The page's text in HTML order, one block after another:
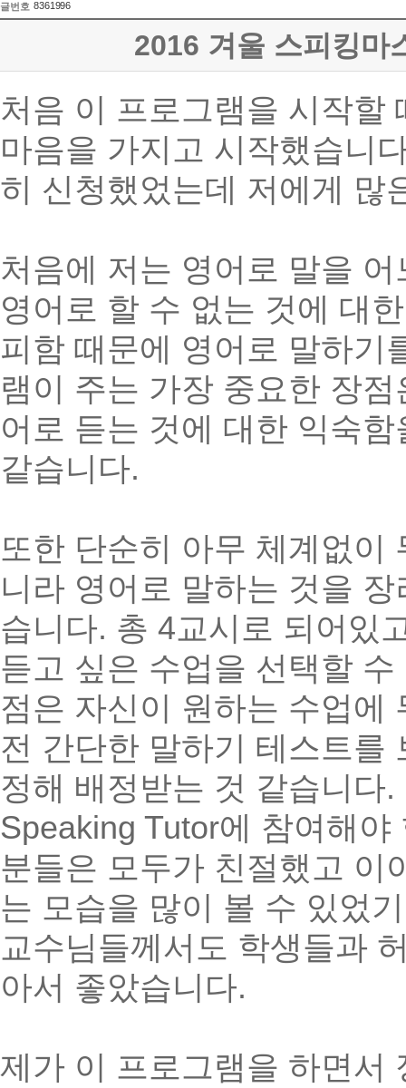
글번호 8361996
2016 겨울 스피킹
처음 이 프로그램을 시작할
마음을 가지고 시작했습니
히 신청했었는데 저에게 많
처음에 저는 영어로 말을
영어로 할 수 없는 것에 대
피함 때문에 영어로 말하기
램이 주는 가장 중요한 장
어로 듣는 것에 대한 익숙
같습니다.
또한 단순히 아무 체계없이
니라 영어로 말하는 것을
습니다. 총 4교시로 되어있
듣고 싶은 수업을 선택할
점은 자신이 원하는 수업에
전 간단한 말하기 테스트를
정해 배정받는 것 같습니다.
Speaking Tutor에 참여해야
분들은 모두가 친절했고 이
는 모습을 많이 볼 수 있었
교수님들께서도 학생들과
아서 좋았습니다.
제가 이 프로그램을 하면서